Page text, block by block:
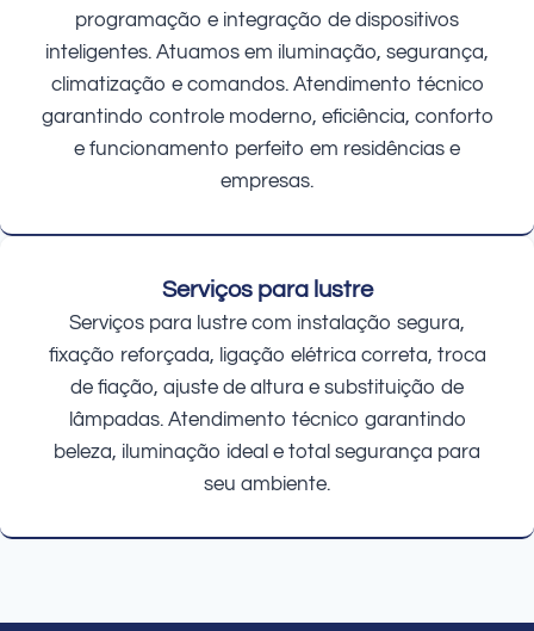
programação e integração de dispositivos
inteligentes. Atuamos em iluminação, segurança,
climatização e comandos. Atendimento técnico
garantindo controle moderno, eficiência, conforto
e funcionamento perfeito em residências e
empresas.
Serviços para lustre
Serviços para lustre com instalação segura,
fixação reforçada, ligação elétrica correta, troca
de fiação, ajuste de altura e substituição de
lâmpadas. Atendimento técnico garantindo
beleza, iluminação ideal e total segurança para
seu ambiente.